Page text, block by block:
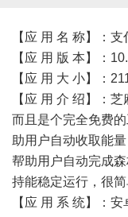
【应 用 名 称】：
【应 用 版 本】：
【应 用 大 小】：
【应 用 介 绍】：
而且是个完全免费
助用户自动收取能
帮助用户自动完成
持能稳定运行，很简
【应 用 系 统】：安